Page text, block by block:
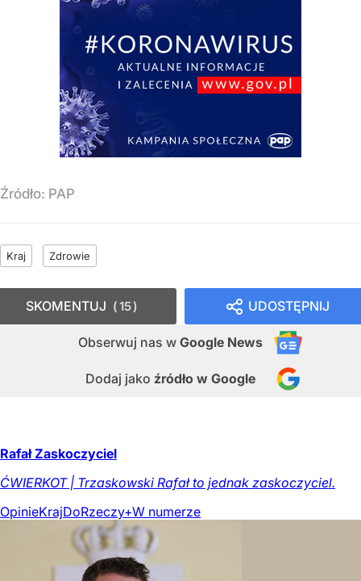
Źródło: PAP
Kraj Zdrowie
UDOSTĘPNIJ
Obserwuj nas w Google News
Dodaj jako źródło w Google
SKOMENTUJ 15
Rafał Zaskoczyciel
ĆWIERKOT | Trzaskowski Rafał to jednak zaskoczyciel.
OpinieKrajDoRzeczy+W numerze